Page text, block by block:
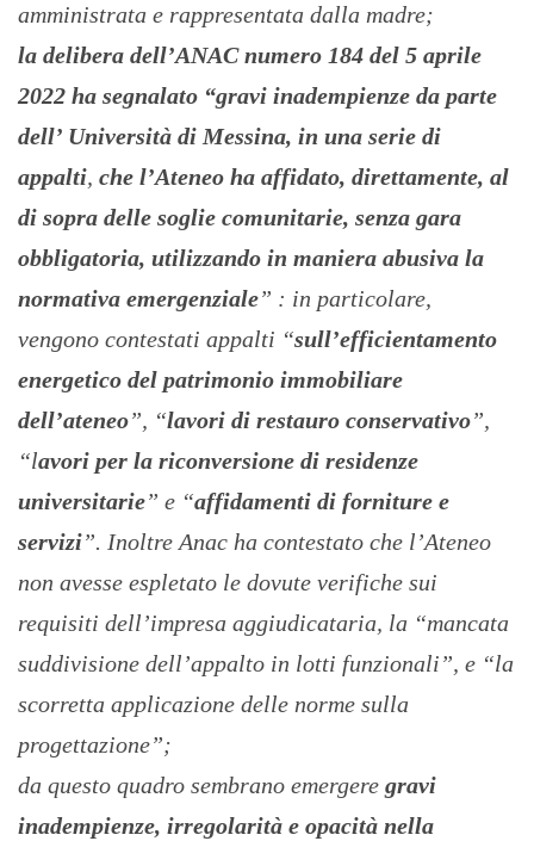
amministrata e rappresentata dalla madre;
la delibera dell’ANAC numero 184 del 5 aprile
2022 ha segnalato “gravi inadempienze da parte
dell’ Università di Messina, in una serie di
appalti, che l’Ateneo ha affidato, direttamente, al
di sopra delle soglie comunitarie, senza gara
obbligatoria, utilizzando in maniera abusiva la
normativa emergenziale” : in particolare,
vengono contestati appalti “sull’efficientamento
energetico del patrimonio immobiliare
dell’ateneo”, “lavori di restauro conservativo”,
“lavori per la riconversione di residenze
universitarie” e “affidamenti di forniture e
servizi”. Inoltre Anac ha contestato che l’Ateneo
non avesse espletato le dovute verifiche sui
requisiti dell’impresa aggiudicataria, la “mancata
suddivisione dell’appalto in lotti funzionali”, e “la
scorretta applicazione delle norme sulla
progettazione”;
da questo quadro sembrano emergere gravi
inadempienze, irregolarità e opacità nella